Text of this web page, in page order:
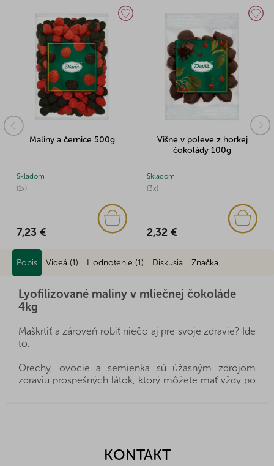
Maliny a černice 500g
(1x)
Skladom
7,23 €
Višne v poleve z horkej
čokolády 100g
(3x)
Skladom
2,32 €
Popis Videá (1) Hodnotenie (1) Diskusia Značka
Lyofilizované maliny v mliečnej čokoláde
4kg
Maškrtiť a zároveň robiť niečo aj pre svoje zdravie? Ide
to.
Orechy, ovocie a semienka sú úžasným zdrojom
zdraviu prospešných látok, ktorý môžete mať vždy po
desiatou, stačí si len vybrať, ktorý druh bude práve pre
vďaka dobrým vzťahom a fér rokovaniam s našimi
KONTAKT